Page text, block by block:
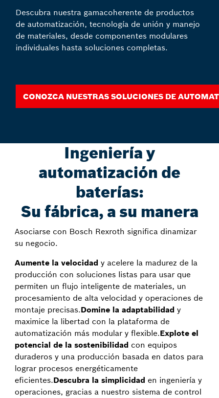
Descubra nuestra gamacoherente de productos
de automatización, tecnología de unión y manejo
de materiales, desde componentes modulares
individuales hasta soluciones completas.
Conozca nuestras soluciones de
Ingeniería y
automatización de
baterías:
Su fábrica, a su manera
Asociarse con Bosch Rexroth significa dinamizar
su negocio.
Aumente la velocidad y acelere la madurez de la
producción con soluciones listas para usar que
permiten un flujo inteligente de materiales, un
procesamiento de alta velocidad y operaciones de
montaje precisas.Domine la adaptabilidad y
maximice la libertad con la plataforma de
automatización más modular y flexible.Explote el
potencial de la sostenibilidad con equipos
duraderos y una producción basada en datos para
lograr procesos energéticamente
eficientes.Descubra la simplicidad en ingeniería y
operaciones, gracias a nuestro sistema de control